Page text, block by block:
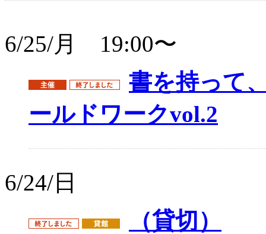
6/25/月 19:00〜
書を持って
ールドワークvol.2
6/24/日
（貸切）